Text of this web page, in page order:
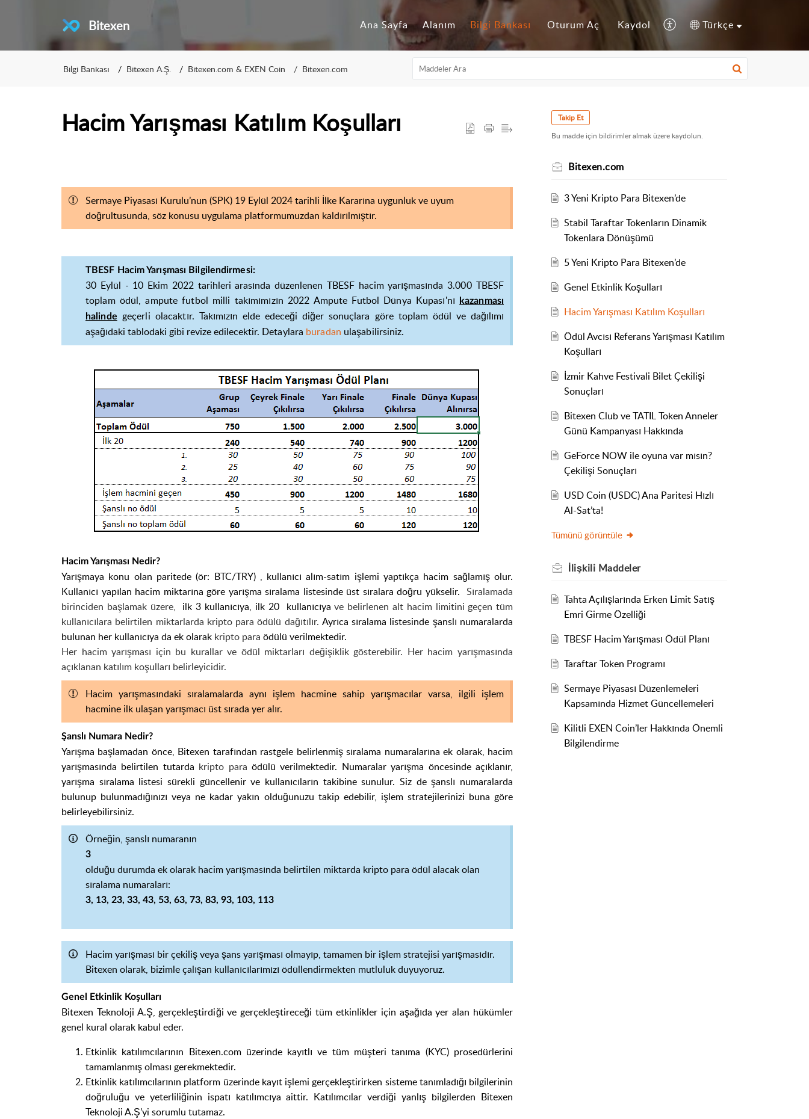
Bitexen Ana Sayfa Alanım Bilgi Bankası Oturum Aç Kaydol Türkçe
Bilgi Bankası Bitexen A.Ş. Bitexen.com & EXEN Coin Bitexen.com
Hacim Yarışması Katılım Koşulları
Sermaye Piyasası Kurulu’nun (SPK) 19 Eylül 2024 tarihli İlke Kararına uygunluk ve uyum
doğrultusunda, söz konusu uygulama platformumuzdan kaldırılmıştır.
TBESF Hacim Yarışması Bilgilendirmesi:
30 Eylül - 10 Ekim 2022 tarihleri arasında düzenlenen TBESF hacim yarışmasında3.000 TBESF
toplam ödül, ampute futbol milli takımımızın 2022 Ampute Futbol Dünya Kupası'nı
kazanması
halinde
geçerli olacaktır.Takımızın elde edeceği diğer sonuçlara göre toplam ödül ve dağılımı
aşağıdaki tablodaki gibi revize edilecektir. Detaylara buradan ulaşabilirsiniz.
Hacim Yarışması Nedir?
Yarışmaya konu olan paritede (ör: BTC/TRY) , kullanıcı alım-satım işlemi yaptıkça hacim sağlamış olur.
Kullanıcı yapılan hacim miktarına göre yarışma sıralama listesinde üst sıralara doğru yükselir. Sıralamada
birinciden başlamak üzere, ilk 3kullanıcıya, ilk 20 kullanıcıya ve belirlenen alt hacim limitini geçen tüm
kullanıcılara belirtilen miktarlarda kripto para ödülü dağıtılır. Ayrıca sıralama listesinde şanslı numaralarda
bulunan her kullanıcıya da ek olarak kripto para ödülü verilmektedir.
Her hacim yarışması için bu kurallar ve ödül miktarları değişiklik gösterebilir. Her hacim yarışmasında
açıklanan katılım koşulları belirleyicidir.
Hacim yarışmasındaki sıralamalarda aynı işlem hacmine sahip yarışmacılar varsa, ilgili işlem
hacmine ilk ulaşan yarışmacı üst sırada yer alır.
Şanslı Numara Nedir?
Yarışma başlamadan önce, Bitexen tarafından rastgele belirlenmiş sıralama numaralarına ek olarak, hacim
yarışmasında belirtilen tutarda kripto para ödülü verilmektedir. Numaralar yarışma öncesinde açıklanır,
yarışma sıralama listesi sürekli güncellenir ve kullanıcıların takibine sunulur. Siz de şanslı numaralarda
bulunup bulunmadığınızı veya ne kadar yakın olduğunuzu takip edebilir, işlem stratejilerinizi buna göre
belirleyebilirsiniz.
Örneğin, şanslı numaranın
3
olduğu durumda ek olarak hacim yarışmasında belirtilen miktarda kripto para ödül alacak olan
sıralama numaraları:
3, 13, 23, 33, 43, 53, 63, 73, 83, 93, 103, 113
Hacim yarışması bir çekiliş veya şans yarışması olmayıp, tamamen bir işlem stratejisi yarışmasıdır.
Bitexen olarak, bizimle çalışan kullanıcılarımızı ödüllendirmekten mutluluk duyuyoruz.
Genel Etkinlik Koşulları
Bitexen Teknoloji A.Ş, gerçekleştirdiği ve gerçekleştireceği tüm etkinlikler için aşağıda yer alan hükümler
genel kural olarak kabul eder.
Etkinlik katılımcılarının Bitexen.com üzerinde kayıtlı ve tüm müşteri tanıma (KYC) prosedürlerini
tamamlanmış olması gerekmektedir.
Etkinlik katılımcılarının platform üzerinde kayıt işlemi gerçekleştirirken sisteme tanımladığı bilgilerinin
doğruluğu ve yeterliliğinin ispatı katılımcıya aittir. Katılımcılar verdiği yanlış bilgilerden Bitexen
Teknoloji A.Ş’yi sorumlu tutamaz.
Takip Et
Bu madde için bildirimler almak üzere kaydolun.
Bitexen.com
3 Yeni Kripto Para Bitexen’de
Stabil Taraftar Tokenların Dinamik
Tokenlara Dönüşümü
5 Yeni Kripto Para Bitexen’de
Genel Etkinlik Koşulları
Hacim Yarışması Katılım Koşulları
Ödül Avcısı Referans Yarışması Katılım
Koşulları
İzmir Kahve Festivali Bilet Çekilişi
Sonuçları
Bitexen Club ve TATIL Token Anneler
Günü Kampanyası Hakkında
GeForce NOW ile oyuna var mısın?
Çekilişi Sonuçları
USD Coin (USDC) Ana Paritesi Hızlı
Al-Sat’ta!
Tümünü görüntüle
İlişkili Maddeler
Tahta Açılışlarında Erken Limit Satış
Emri Girme Özelliği
TBESF Hacim Yarışması Ödül Planı
Taraftar Token Programı
Sermaye Piyasası Düzenlemeleri
Kapsamında Hizmet Güncellemeleri
Kilitli EXEN Coin’ler Hakkında Önemli
Bilgilendirme